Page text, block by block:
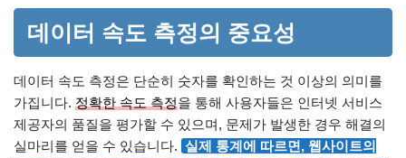
데이터 속도 측정의 중요성
데이터 속도 측정은 단순히 숫자를 확인하는 것 이상의 의미를
가집니다. 정확한 속도 측정을 통해 사용자들은 인터넷 서비스
제공자의 품질을 평가할 수 있으며, 문제가 발생한 경우 해결의
실마리를 얻을 수 있습니다. 실제 통계에 따르면, 웹사이트의